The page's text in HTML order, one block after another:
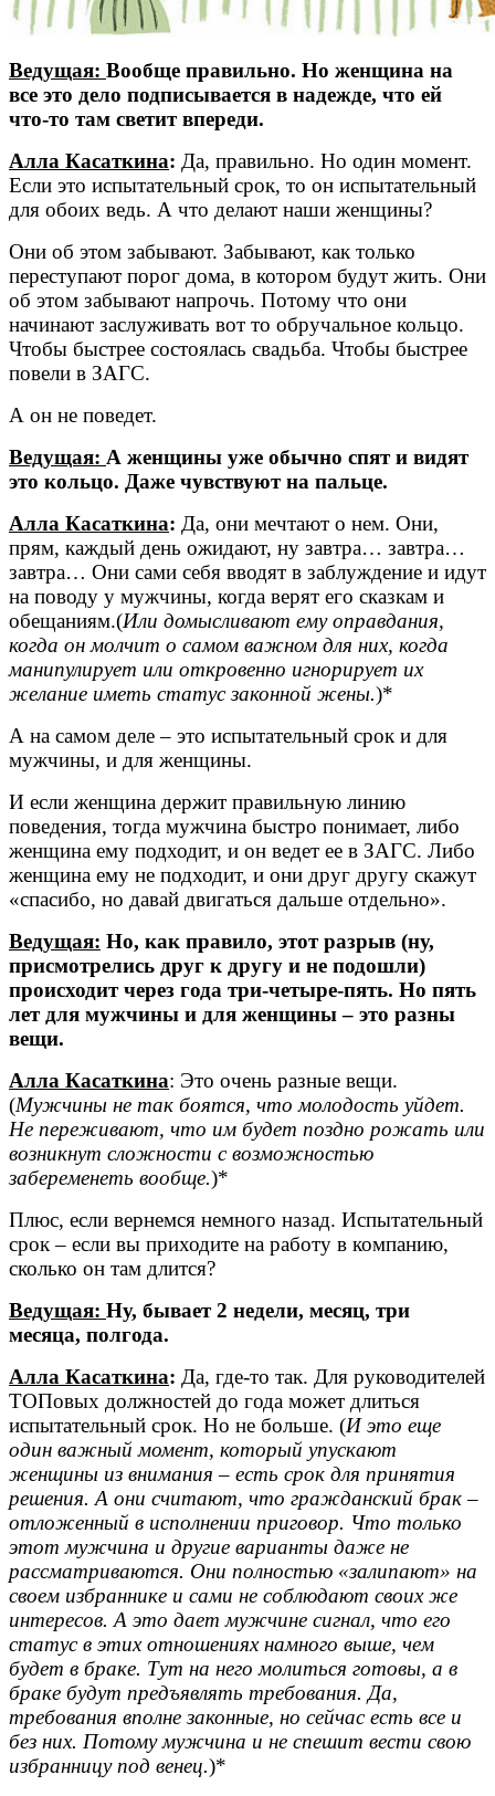
Ведущая: Вообще правильно. Но женщина на
все это дело подписывается в надежде, что ей
что-то там светит впереди.
Алла Касаткина: Да, правильно. Но один момент.
Если это испытательный срок, то он испытательный
для обоих ведь. А что делают наши женщины?
Они об этом забывают. Забывают, как только
переступают порог дома, в котором будут жить. Они
об этом забывают напрочь. Потому что они
начинают заслуживать вот то обручальное кольцо.
Чтобы быстрее состоялась свадьба. Чтобы быстрее
повели в ЗАГС.
А он не поведет.
Ведущая: А женщины уже обычно спят и видят
это кольцо. Даже чувствуют на пальце.
Алла Касаткина: Да, они мечтают о нем. Они,
прям, каждый день ожидают, ну завтра… завтра…
завтра… Они сами себя вводят в заблуждение и идут
на поводу у мужчины, когда верят его сказкам и
обещаниям.(Или домысливают ему оправдания,
когда он молчит о самом важном для них, когда
манипулирует или откровенно игнорирует их
желание иметь статус законной жены.)*
А на самом деле – это испытательный срок и для
мужчины, и для женщины.
И если женщина держит правильную линию
поведения, тогда мужчина быстро понимает, либо
женщина ему подходит, и он ведет ее в ЗАГС. Либо
женщина ему не подходит, и они друг другу скажут
«спасибо, но давай двигаться дальше отдельно».
Ведущая: Но, как правило, этот разрыв (ну,
присмотрелись друг к другу и не подошли)
происходит через года три-четыре-пять. Но пять
лет для мужчины и для женщины – это разны
вещи.
Алла Касаткина: Это очень разные вещи.
(Мужчины не так боятся, что молодость уйдет.
Не переживают, что им будет поздно рожать или
возникнут сложности с возможностью
забеременеть вообще.)*
Плюс, если вернемся немного назад. Испытательный
срок – если вы приходите на работу в компанию,
сколько он там длится?
Ведущая: Ну, бывает 2 недели, месяц, три
месяца, полгода.
Алла Касаткина: Да, где-то так. Для руководителей
ТОПовых должностей до года может длиться
испытательный срок. Но не больше. (И это еще
один важный момент, который упускают
женщины из внимания – есть срок для принятия
решения. А они считают, что гражданский брак –
отложенный в исполнении приговор. Что только
этот мужчина и другие варианты даже не
рассматриваются. Они полностью «залипают» на
своем избраннике и сами не соблюдают своих же
интересов. А это дает мужчине сигнал, что его
статус в этих отношениях намного выше, чем
будет в браке. Тут на него молиться готовы, а в
браке будут предъявлять требования. Да,
требования вполне законные, но сейчас есть все и
без них. Потому мужчина и не спешит вести свою
избранницу под венец.)*